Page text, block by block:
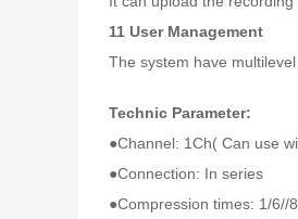
11 User Management
The system have
Technic Parameter:
●Channel: 1Ch( Can use
●Connection: In series
●Compression times: 1/6//